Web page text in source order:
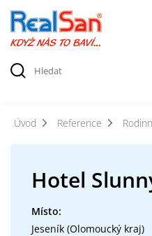
Úvod Reference
Hotel
Místo:
Jeseník (Olomoucký kraj)